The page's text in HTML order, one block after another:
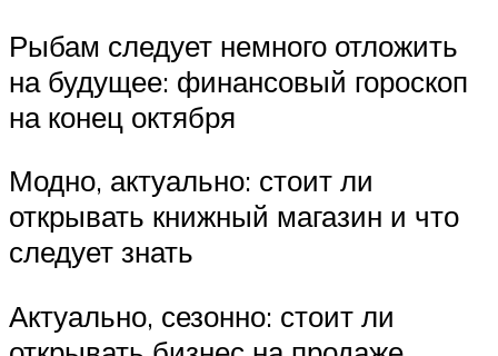
Рыбам следует немного отложить
на будущее: финансовый гороскоп
на конец октября
Модно, актуально: стоит ли
открывать книжный магазин и что
следует знать
Актуально, сезонно: стоит ли